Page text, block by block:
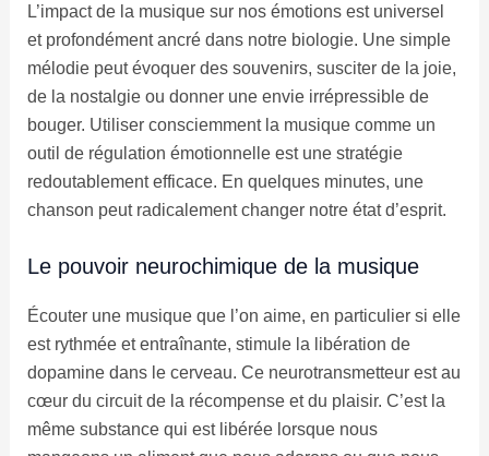
L’impact de la musique sur nos émotions est universel
et profondément ancré dans notre biologie. Une simple
mélodie peut évoquer des souvenirs, susciter de la joie,
de la nostalgie ou donner une envie irrépressible de
bouger. Utiliser consciemment la musique comme un
outil de régulation émotionnelle est une stratégie
redoutablement efficace. En quelques minutes, une
chanson peut radicalement changer notre état d’esprit.
Le pouvoir neurochimique de la musique
Écouter une musique que l’on aime, en particulier si elle
est rythmée et entraînante, stimule la libération de
dopamine dans le cerveau. Ce neurotransmetteur est au
cœur du circuit de la récompense et du plaisir. C’est la
même substance qui est libérée lorsque nous